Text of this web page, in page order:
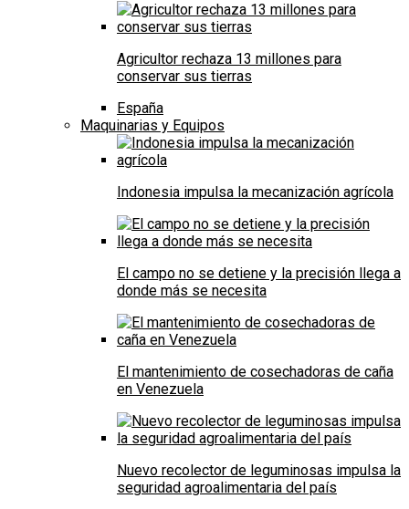
Agricultor rechaza 13 millones para
conservar sus tierras
España
Maquinarias y Equipos
Indonesia impulsa la mecanización agrícola
El campo no se detiene y la precisión llega a
donde más se necesita
El mantenimiento de cosechadoras de caña
en Venezuela
Nuevo recolector de leguminosas impulsa la
seguridad agroalimentaria del país